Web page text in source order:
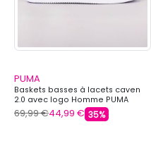
PUMA
Baskets basses à lacets caven
2.0 avec logo Homme PUMA
69,99 €44,99 € 35%